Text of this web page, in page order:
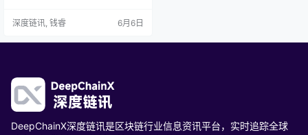
秒计费”让用户只为实际观看付费，
持动漫共和国原子级版权拆解授
权确权成为可拆解的“拼图”，流媒体
正从“流…
深度链讯, 钱睿 6月6日
DeepChainX深度链讯是区块链行业信息资讯平台，实时追踪全球